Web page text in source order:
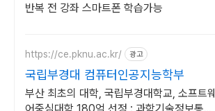
반복 전 강좌 스마트폰 학습가능
https://ce.pknu.ac.kr/ 광고
국립부경대 컴퓨터인공지능학부
부산 최초의 대학, 국립부경대학교, 소프트웨